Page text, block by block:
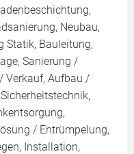
Neubau,
Statik, Bauleitung,
Sanierung /
Verkauf, Aufbau /
/ Entrümpelung,
Installation,